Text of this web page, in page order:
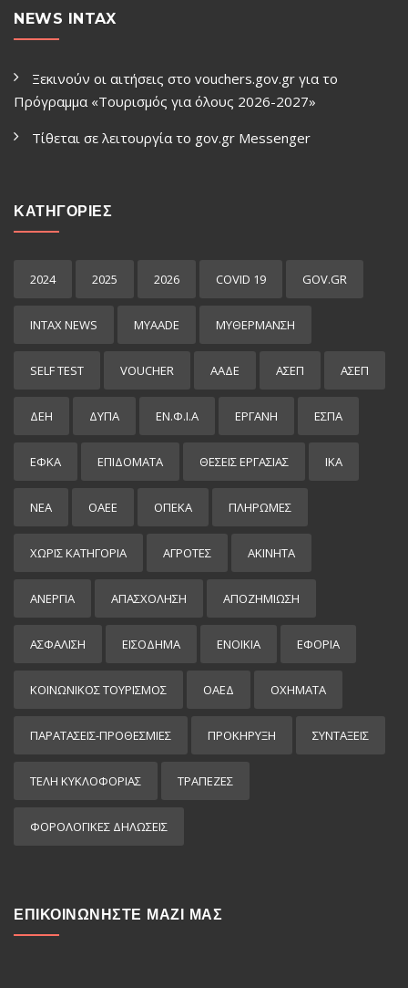
NEWS INTAX
Ξεκινούν οι αιτήσεις στο vouchers.gov.gr για το
Πρόγραμμα «Τουρισμός για όλους 2026-2027»
Τίθεται σε λειτουργία το gov.gr Μessenger
ΚΑΤΗΓΟΡΙΕΣ
2024 2025 2026 COVID 19 GOV.GR
INTAX NEWS MYAADE MYΘΈΡΜΑΝΣΗ
SELF TEST VOUCHER ΑΑΔΕ ΑΣΕΠ ΑΣΕΠ
ΔΕΗ ΔΥΠΑ ΕΝ.Φ.Ι.Α ΕΡΓΑΝΗ ΕΣΠΑ
ΕΦΚΑ ΕΠΙΔΌΜΑΤΑ ΘΕΣΕΙΣ ΕΡΓΑΣΙΑΣ ΙΚΑ
ΝΕΑ ΟΑΕΕ ΟΠΕΚΑ ΠΛΗΡΩΜΕΣ
ΧΩΡΊΣ ΚΑΤΗΓΟΡΊΑ ΑΓΡΟΤΕΣ ΑΚΙΝΗΤΑ
ΑΝΕΡΓΙΑ ΑΠΑΣΧΟΛΗΣΗ ΑΠΟΖΗΜΙΩΣΗ
ΑΣΦΑΛΙΣΗ ΕΙΣΌΔΗΜΑ ΕΝΟΙΚΙΑ ΕΦΟΡΙΑ
ΚΟΙΝΩΝΙΚΟΣ ΤΟΥΡΙΣΜΟΣ ΟΑΕΔ ΟΧΗΜΑΤΑ
ΠΑΡΑΤΑΣΕΙΣ-ΠΡΟΘΕΣΜΙΕΣ ΠΡΟΚΉΡΥΞΗ ΣΥΝΤΑΞΕΙΣ
ΤΕΛΗ ΚΥΚΛΟΦΟΡΙΑΣ ΤΡΑΠΕΖΕΣ
ΦΟΡΟΛΟΓΙΚΕΣ ΔΗΛΩΣΕΙΣ
ΕΠΙΚΟΙΝΩΝΗΣΤΕ ΜΑΖΙ ΜΑΣ